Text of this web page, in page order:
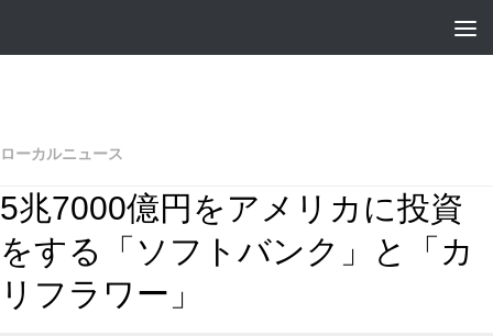
ローカルニュース
5兆7000億円をアメリカに投資
をする「ソフトバンク」と「カ
リフラワー」